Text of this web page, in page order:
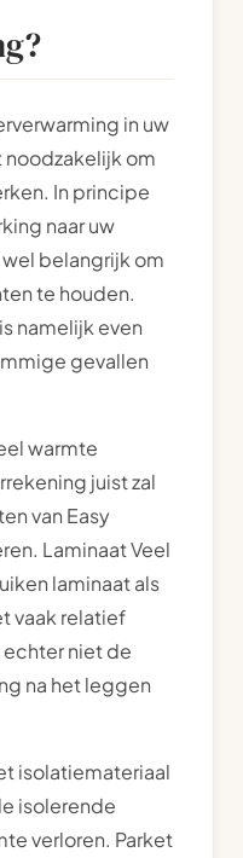
in uw
noodzakelijk om
In principe
naar uw
belangrijk om
te houden.
namelijk even
gevallen
warmte
juist zal
van Easy
Laminaat Veel
laminaat als
vaak relatief
niet de
na het leggen
isolatiemateriaal
isolerende
verloren. Parket